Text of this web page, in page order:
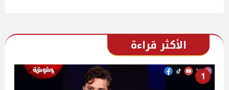
الأكثر قراءة
1